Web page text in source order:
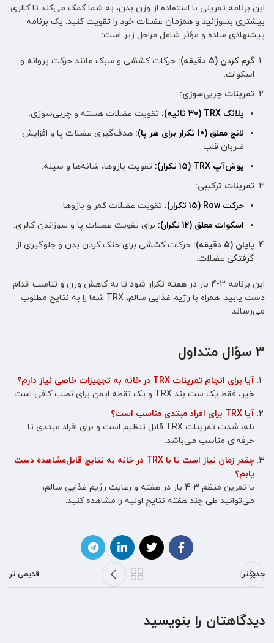
این برنامه تمرینی با استفاده از وزن بدن، به شما کمک می‌کند تا کالری
بیشتری بسوزانید و همزمان عضلات خود را تقویت کنید. یک برنامه
پیشنهادی ساده و مؤثر شامل مراحل زیر است:
گرم کردن (5 دقیقه):
حرکات کششی و سبک مانند حرکت پروانه و
اسکوات.
تمرینات چربی‌سوزی:
پلانک TRX (30 ثانیه):
تقویت عضلات هسته و چربی‌سوزی.
لانج معلق (10 تکرار برای هر پا):
هدف‌گیری عضلات پا و افزایش
ضربان قلب.
پوش‌آپ TRX (15 تکرار):
تقویت بازوها، شانه‌ها و سینه.
تمرینات ترکیبی:
حرکت Row (15 تکرار):
تقویت عضلات کمر و بازوها.
اسکوات معلق (12 تکرار):
برای تقویت عضلات پا و سوزاندن کالری.
پایان (5 دقیقه):
حرکات کششی برای خنک کردن بدن و جلوگیری از
گرفتگی عضلات.
این برنامه 3-4 بار در هفته تکرار شود تا به کاهش وزن و تناسب اندام
دست یابید. همراه با رژیم غذایی سالم، TRX شما را به نتایج مطلوب
می‌رساند.
3 سؤال متداول
آیا برای انجام تمرینات TRX در خانه به تجهیزات خاصی نیاز دارم؟
خیر، فقط یک ست بند TRX و یک نقطه ایمن برای نصب کافی است.
آیا TRX برای افراد مبتدی مناسب است؟
بله، شدت تمرینات TRX قابل تنظیم است و برای افراد مبتدی تا
حرفه‌ای مناسب می‌باشد.
چقدر زمان نیاز است تا با TRX در خانه به نتایج قابل‌مشاهده دست
یابم؟
با تمرین منظم 3-4 بار در هفته و رعایت رژیم غذایی سالم،
می‌توانید طی چند هفته نتایج اولیه را مشاهده کنید.
جدیدتر قدیمی تر
دیدگاهتان را بنویسید